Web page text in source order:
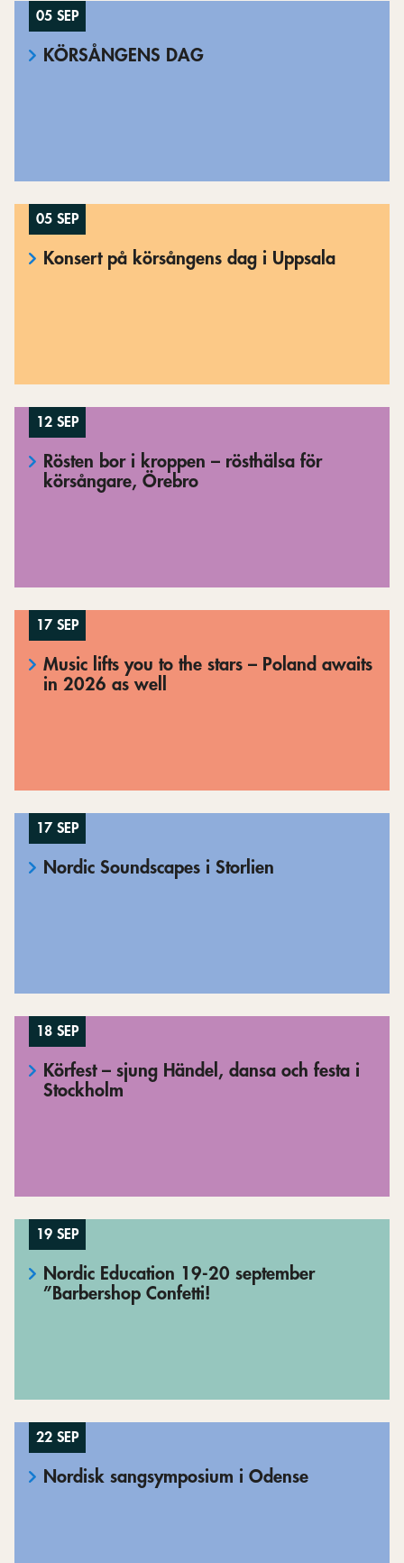
05 SEP
KÖRSÅNGENS DAG
05 SEP
Konsert på körsångens dag i Uppsala
12 SEP
Rösten bor i kroppen – rösthälsa för
körsångare, Örebro
17 SEP
Music lifts you to the stars – Poland awaits
in 2026 as well
17 SEP
Nordic Soundscapes i Storlien
18 SEP
Körfest – sjung Händel, dansa och festa i
Stockholm
19 SEP
Nordic Education 19-20 september
”Barbershop Confetti!
22 SEP
Nordisk sangsymposium i Odense